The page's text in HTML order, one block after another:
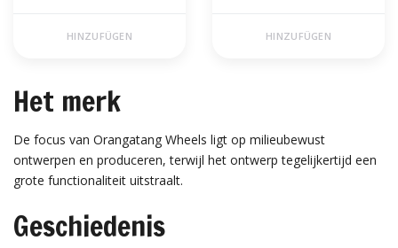
HINZUFÜGEN HINZUFÜGEN
Het merk
De focus van Orangatang Wheels ligt op milieubewust
ontwerpen en produceren, terwijl het ontwerp tegelijkertijd een
grote functionaliteit uitstraalt.
Geschiedenis